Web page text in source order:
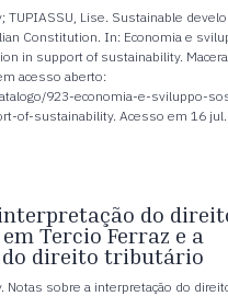
TUPIASSU, Lise. Sustainable
Constitution. In: Economia e
in support of sustainability.
acesso aberto:
923-economia-e-sviluppo-
of-sustainability. Acesso em 16
do
Tercio Ferraz e a
direito tributário
Notas sobre a interpretação do